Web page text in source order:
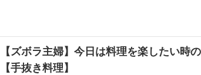
【ズボラ主婦】今日は料理を楽したい時
【手抜き料理】